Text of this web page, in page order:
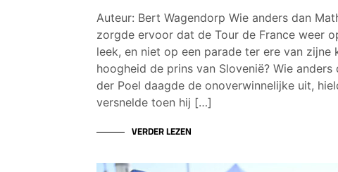
Auteur: Bert Wagendorp Wie anders dan
zorgde ervoor dat de Tour de France weer
leek, en niet op een parade ter ere van zijne
hoogheid de prins van Slovenië? Wie anders
der Poel daagde de onoverwinnelijke uit,
versnelde toen hij […]
VERDER LEZEN